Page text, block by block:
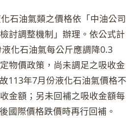
石油氣類之價格依「中油公司
討調整機制」辦理。依公式計
化石油氣每公斤應調降0.3
物價政策，尚未調足之吸收金
113年7月份液化石油氣價格不
金額；另未回補之吸收金額每
國際價格跌價時再行回補。